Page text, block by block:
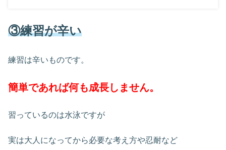
③練習が辛い
練習は辛いものです。
簡単であれば何も成長しません。
習っているのは水泳ですが
実は大人になってから必要な考え方や忍耐など